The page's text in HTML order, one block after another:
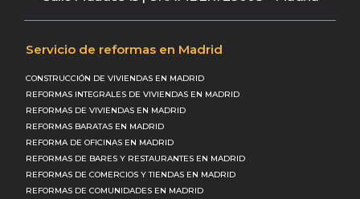
Servicio de reformas en Madrid
CONSTRUCCIÓN DE VIVIENDAS EN MADRID
REFORMAS INTEGRALES DE VIVIENDAS EN MADRID
REFORMAS DE VIVIENDAS EN MADRID
REFORMAS BARATAS EN MADRID
REFORMA DE OFICINAS EN MADRID
REFORMAS DE BARES Y RESTAURANTES EN MADRID
REFORMAS DE COMERCIOS Y TIENDAS EN MADRID
REFORMAS DE COMUNIDADES EN MADRID